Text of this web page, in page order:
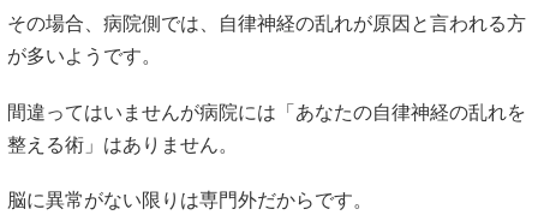
その場合、病院側では、自律神経の乱れが原因と言われる方
が多いようです。
間違ってはいませんが病院には「あなたの自律神経の乱れを
整える術」はありません。
脳に異常がない限りは専門外だからです。